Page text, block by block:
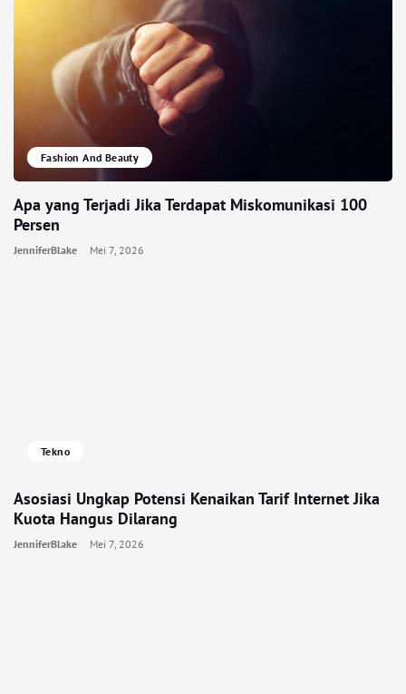
Fashion And Beauty
Apa yang Terjadi Jika Terdapat Miskomunikasi 100
Persen
JenniferBlake Mei 7, 2026
Tekno
Asosiasi Ungkap Potensi Kenaikan Tarif Internet Jika
Kuota Hangus Dilarang
JenniferBlake Mei 7, 2026